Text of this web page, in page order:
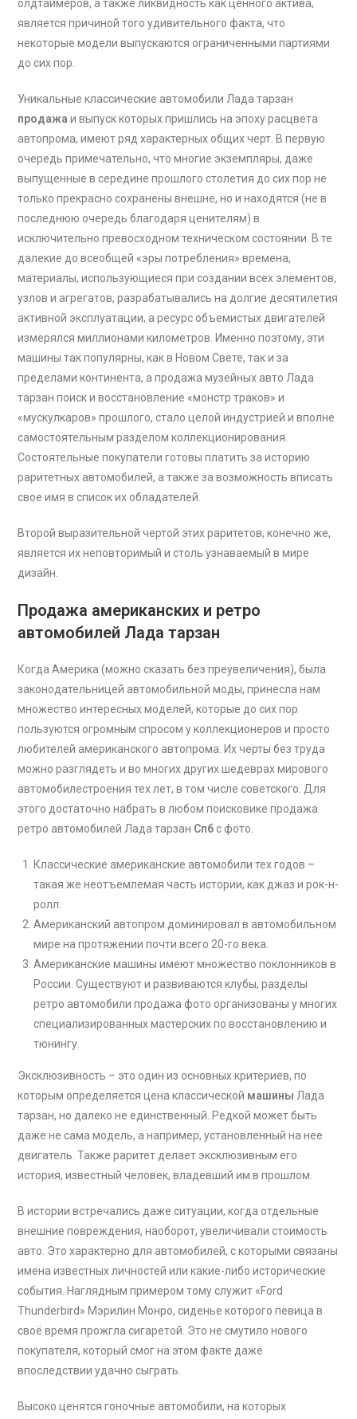
олдтаймеров, а также ликвидность как ценного актива,
является причиной того удивительного факта, что
некоторые модели выпускаются ограниченными партиями
до сих пор.
Уникальные классические автомобили Лада тарзан
продажа и выпуск которых пришлись на эпоху расцвета
автопрома, имеют ряд характерных общих черт. В первую
очередь примечательно, что многие экземпляры, даже
выпущенные в середине прошлого столетия до сих пор не
только прекрасно сохранены внешне, но и находятся (не в
последнюю очередь благодаря ценителям) в
исключительно превосходном техническом состоянии. В те
далекие до всеобщей «эры потребления» времена,
материалы, использующиеся при создании всех элементов,
узлов и агрегатов, разрабатывались на долгие десятилетия
активной эксплуатации, а ресурс объемистых двигателей
измерялся миллионами километров. Именно поэтому, эти
машины так популярны, как в Новом Свете, так и за
пределами континента, а продажа музейных авто Лада
тарзан поиск и восстановление «монстр траков» и
«мускулкаров» прошлого, стало целой индустрией и вполне
самостоятельным разделом коллекционирования.
Состоятельные покупатели готовы платить за историю
раритетных автомобилей, а также за возможность вписать
свое имя в список их обладателей.
Второй выразительной чертой этих раритетов, конечно же,
является их неповторимый и столь узнаваемый в мире
дизайн.
Продажа американских и ретро
автомобилей Лада тарзан
Когда Америка (можно сказать без преувеличения), была
законодательницей автомобильной моды, принесла нам
множество интересных моделей, которые до сих пор
пользуются огромным спросом у коллекционеров и просто
любителей американского автопрома. Их черты без труда
можно разглядеть и во многих других шедеврах мирового
автомобилестроения тех лет, в том числе советского. Для
этого достаточно набрать в любом поисковике продажа
ретро автомобилей Лада тарзан Спб с фото.
Классические американские автомобили тех годов –
такая же неотъемлемая часть истории, как джаз и рок-н-
ролл.
Американский автопром доминировал в автомобильном
мире на протяжении почти всего 20-го века.
Американские машины имеют множество поклонников в
России. Существуют и развиваются клубы, разделы
ретро автомобили продажа фото организованы у многих
специализированных мастерских по восстановлению и
тюнингу.
Эксклюзивность – это один из основных критериев, по
которым определяется цена классической машиныЛада
тарзан, но далеко не единственный. Редкой может быть
даже не сама модель, а например, установленный на нее
двигатель. Также раритет делает эксклюзивным его
история, известный человек, владевший им в прошлом.
В истории встречались даже ситуации, когда отдельные
внешние повреждения, наоборот, увеличивали стоимость
авто. Это характерно для автомобилей, с которыми связаны
имена известных личностей или какие-либо исторические
события. Наглядным примером тому служит «Ford
Thunderbird» Мэрилин Монро, сиденье которого певица в
своё время прожгла сигаретой. Это не смутило нового
покупателя, который смог на этом факте даже
впоследствии удачно сыграть.
Высоко ценятся гоночные автомобили, на которых